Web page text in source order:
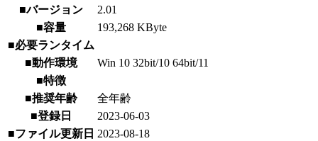
■バージョン
2.01
■容量
193,268 KByte
■必要ランタイム
■動作環境
Win 10 32bit/10 64bit/11
■特徴
■推奨年齢
全年齢
■登録日
2023-06-03
■ファイル更新日 2023-08-18